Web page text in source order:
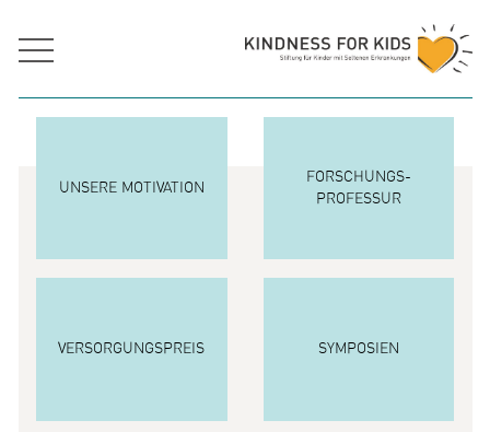
UNSERE MOTIVATION
FORSCHUNGS
PROFESSUR
VERSORGUNGSPREIS SYMPOSIEN